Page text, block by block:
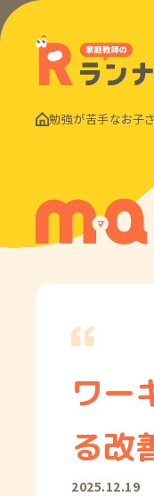
勉強が苦手なお子
ワー
る改
2025.12.19